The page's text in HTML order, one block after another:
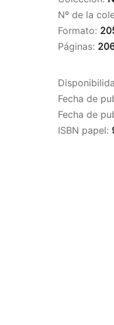
Nº de la
Formato:
Páginas:
Fecha de
Fecha de
ISBN papel: